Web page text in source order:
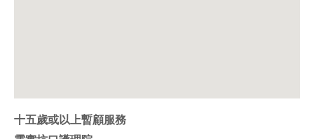
十五歲或以上暫顧服務